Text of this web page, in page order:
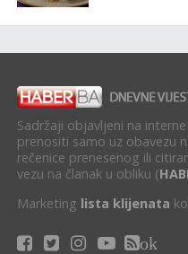
Sadržaji objavljeni na
prenositi samo uz obavezu
rečenice prenesenog ili
vezu na članak u obliku (
Marketing lista klijenata
ok